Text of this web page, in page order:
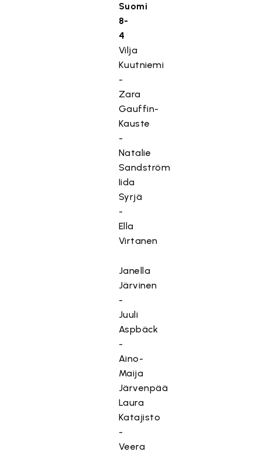
Suomi
8-
4
Vilja
Kuutniemi
-
Zara
Gauffin-
Kauste
-
Natalie
Sandström
Iida
Syrjä
-
Ella
Virtanen
Janella
Järvinen
-
Juuli
Aspbäck
-
Aino-
Maija
Järvenpää
Laura
Katajisto
-
Veera